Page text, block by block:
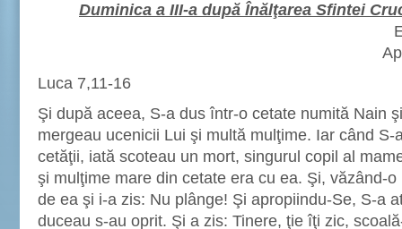
Duminica a III-a după Înălţarea Sfintei
Luca 7,11-16
Şi după aceea, S-a dus într-o cetate numită Nain
mergeau ucenicii Lui şi multă mulţime. Iar când S-
cetăţii, iată scoteau un mort, singurul copil al
şi mulţime mare din cetate era cu ea. Şi, văzând-
de ea şi i-a zis: Nu plânge! Şi apropiindu-Se, S-a
duceau s-au oprit. Şi a zis: Tinere, ţie îţi zic,